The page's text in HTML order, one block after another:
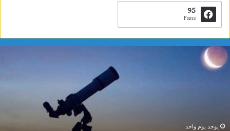
95
Fans
مدينة
العلوم:
فلكيًا
ربيع يوجد يوم واحد